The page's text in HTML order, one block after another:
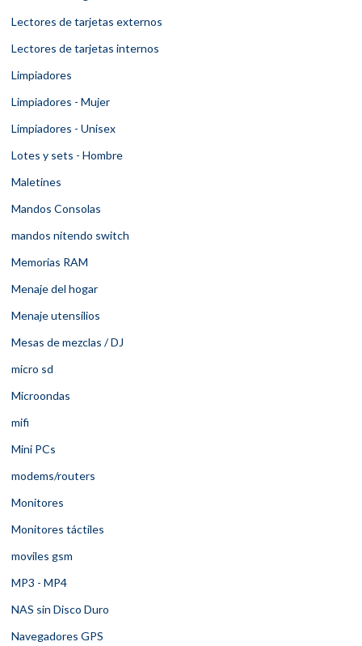
Lectores de tarjetas externos
Lectores de tarjetas internos
Limpiadores
Limpiadores - Mujer
Limpiadores - Unisex
Lotes y sets - Hombre
Maletines
Mandos Consolas
mandos nitendo switch
Memorias RAM
Menaje del hogar
Menaje utensilios
Mesas de mezclas / DJ
micro sd
Microondas
mifi
Mini PCs
modems/routers
Monitores
Monitores táctiles
moviles gsm
MP3 - MP4
NAS sin Disco Duro
Navegadores GPS